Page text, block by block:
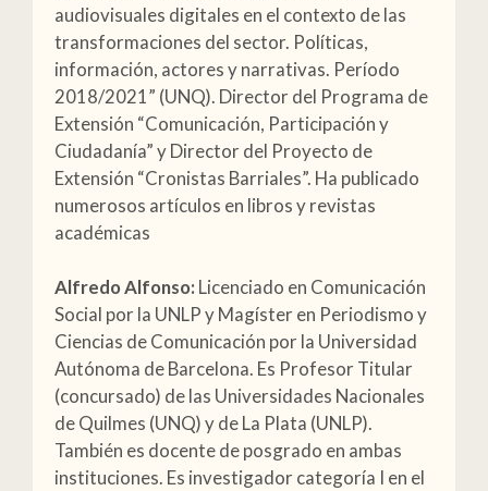
audiovisuales digitales en el contexto de las
transformaciones del sector. Políticas,
información, actores y narrativas. Período
2018/2021” (UNQ). Director del Programa de
Extensión “Comunicación, Participación y
Ciudadanía” y Director del Proyecto de
Extensión “Cronistas Barriales”. Ha publicado
numerosos artículos en libros y revistas
académicas
Alfredo Alfonso: Licenciado en Comunicación
Social por la UNLP y Magíster en Periodismo y
Ciencias de Comunicación por la Universidad
Autónoma de Barcelona. Es Profesor Titular
(concursado) de las Universidades Nacionales
de Quilmes (UNQ) y de La Plata (UNLP).
También es docente de posgrado en ambas
instituciones. Es investigador categoría I en el